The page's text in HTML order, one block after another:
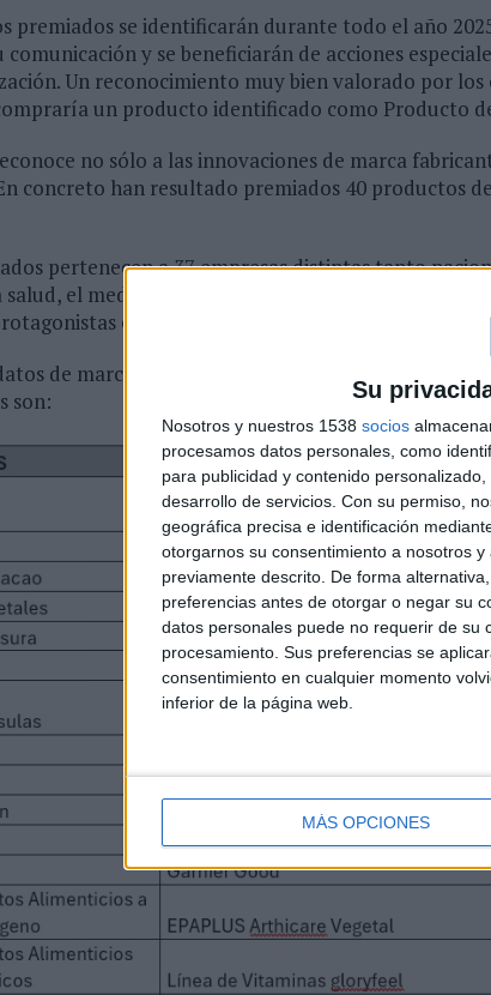
Su
Nosotros y nuestros 1538 socios
procesamos datos personales, como
para publicidad y contenido
desarrollo de servicios. Con su permiso,
geográfica precisa e identificación
otorgarnos su consentimiento a nosotros
previamente descrito. De forma
preferencias antes de otorgar o negar su
datos personales puede no requerir de su
procesamiento. Sus preferencias se
consentimiento en cualquier momento
inferior de la página web.
MÁS OPCIONES
premiados se identificarán durante todo el año
comunicación y se beneficiarán de acciones
Un reconocimiento muy bien valorado por los
un producto identificado como Producto
no sólo a las innovaciones de marca
concreto han resultado premiados 40 productos
pertenecen a 37 empresas distintas tanto
el medioambiente así como los productos
en las tendencias de innovación entre
de marca fabricante “Elegidos Productos del
son: